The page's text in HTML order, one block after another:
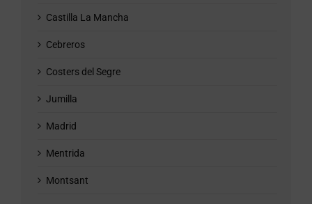
Castilla La Mancha
Cebreros
Costers del Segre
Jumilla
Madrid
Mentrida
Montsant